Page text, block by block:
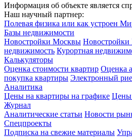
Информация об объекте является
Наш научный партнер:
Полевая физика или как устроен
Базы недвижимости
Новостройки Москвы
недвижимость Курортная
Калькуляторы
Оценка стоимости квартир Оценка
покупка квартиры Электронный
Аналитика
Цены на квартиры на графике Цены
Журнал
Аналитические статьи Новости
Спецпроекты
Подписка на свежие материалы